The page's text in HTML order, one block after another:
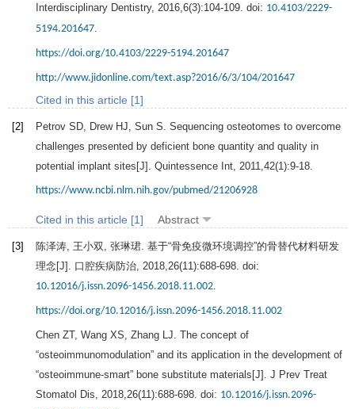
Interdisciplinary Dentistry, 2016 6(3):104-109. doi: 10.4103/2229-
5194.201647
https://doi.org/10.4103/2229-5194.201647
http://www.jidonline.com/text.asp?2016/6/3/104/201647
Cited in this article [1]
[2] Petrov SD Drew HJ Sun S . Sequencing osteotomes to overcome
challenges presented by deficient bone quantity and quality in
potential implant sites[J]. Quintessence Int 2011 42(1):9-18.
https://www.ncbi.nlm.nih.gov/pubmed/21206928
Cited in this article [1] Abstract
[3]
陈泽涛, 王小双, 张琳珺. 基于“骨免疫微环境调控”的骨替代材料研发
理念[J]. 口腔疾病防治 2018 26(11):688-698. doi:
10.12016/j.issn.2096-1456.2018.11.002
https://doi.org/10.12016/j.issn.2096-1456.2018.11.002
Chen ZT, Wang XS Zhang LJ . The concept of
“osteoimmunomodulation” and its application in the development of
“osteoimmune-smart” bone substitute materials[J]. J Prev Treat
Stomatol Dis, 2018 26(11):688-698. doi: 10.12016/j.issn.2096-